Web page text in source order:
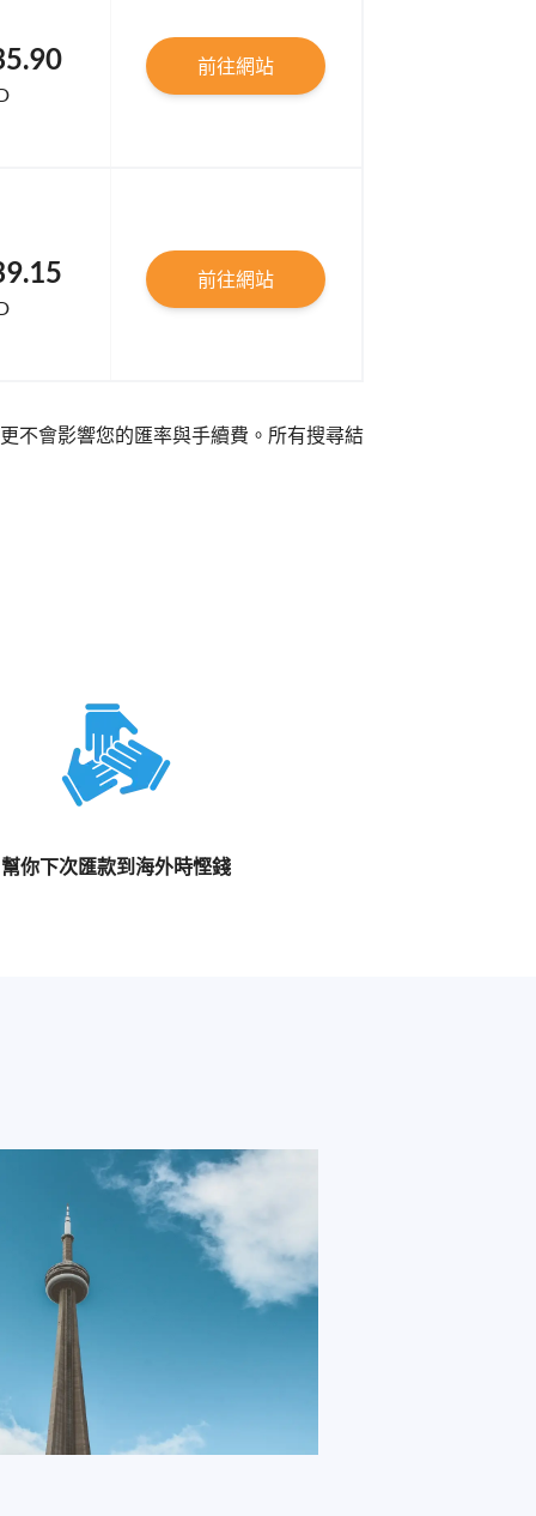
前往網站
前往網站
不會影響您的匯率與手續費。所有搜尋結
幫你下次匯款到海外時慳錢